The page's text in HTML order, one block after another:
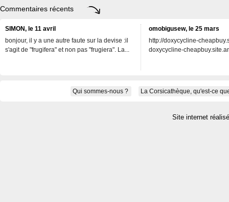
Commentaires récents
SIMON, le 11 avril
bonjour, il y a une autre faute sur la devise :il
s'agit de "frugifera" et non pas "frugiera". La...
omobigusew, le 25 mars
http://doxycycline-
doxycycline-
Qui sommes-nous ? La Corsicathèque, qu'est-ce
Site internet